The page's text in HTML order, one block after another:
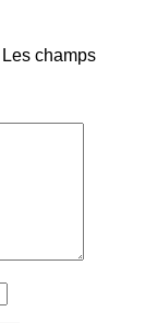
Les champs